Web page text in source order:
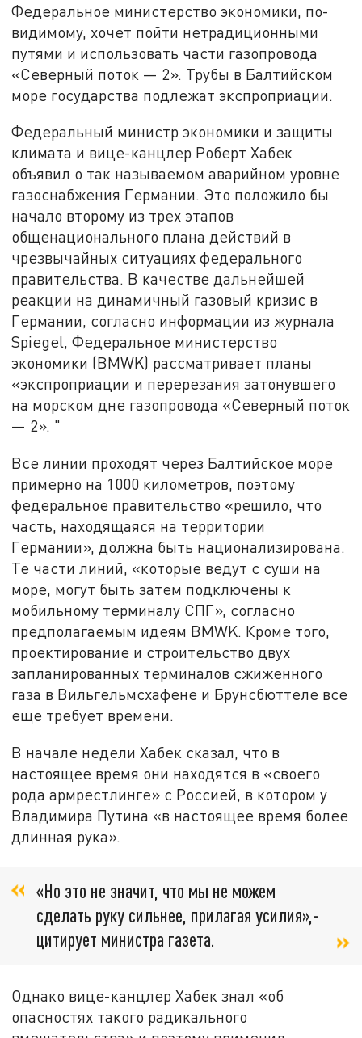
Федеральное министерство экономики, по-
видимому, хочет пойти нетрадиционными
путями и использовать части газопровода
«Северный поток — 2». Трубы в Балтийском
море государства подлежат экспроприации.
Федеральный министр экономики и защиты
климата и вице-канцлер Роберт Хабек
объявил о так называемом аварийном уровне
газоснабжения Германии. Это положило бы
начало второму из трех этапов
общенационального плана действий в
чрезвычайных ситуациях федерального
правительства. В качестве дальнейшей
реакции на динамичный газовый кризис в
Германии, согласно информации из журнала
Spiegel, Федеральное министерство
экономики (BMWK) рассматривает планы
«экспроприации и перерезания затонувшего
на морском дне газопровода «Северный поток
— 2». "
Все линии проходят через Балтийское море
примерно на 1000 километров, поэтому
федеральное правительство «решило, что
часть, находящаяся на территории
Германии», должна быть национализирована.
Те части линий, «которые ведут с суши на
море, могут быть затем подключены к
мобильному терминалу СПГ», согласно
предполагаемым идеям BMWK. Кроме того,
проектирование и строительство двух
запланированных терминалов сжиженного
газа в Вильгельмсхафене и Брунсбюттеле все
еще требует времени.
В начале недели Хабек сказал, что в
настоящее время они находятся в «своего
рода армрестлинге» с Россией, в котором у
Владимира Путина «в настоящее время более
длинная рука».
«Но это не значит, что мы не можем
сделать руку сильнее, прилагая усилия»,-
цитирует министра газета.
Однако вице-канцлер Хабек знал «об
опасностях такого радикального